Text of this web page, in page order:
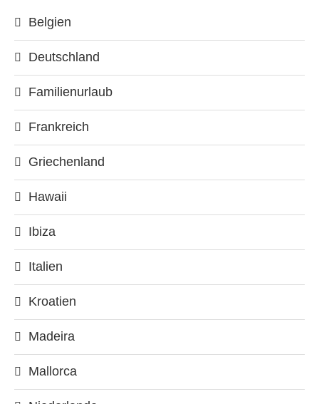
Belgien
Deutschland
Familienurlaub
Frankreich
Griechenland
Hawaii
Ibiza
Italien
Kroatien
Madeira
Mallorca